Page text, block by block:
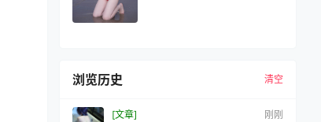
浏览历史 清空
[文章] 10 秒前